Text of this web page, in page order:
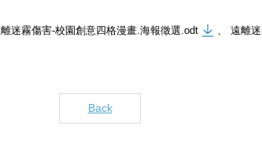
迷霧傷害-校園創意四格漫畫.海報徵選.odt 、 遠離
Back